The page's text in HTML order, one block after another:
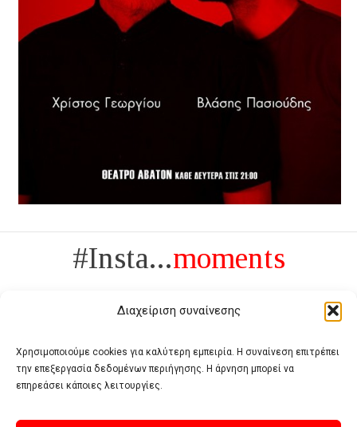
Διαχείριση συναίνεσης
Χρησιμοποιούμε cookies για καλύτερη εμπειρία. Η συναίνεση επιτρέπει
την επεξεργασία δεδομένων περιήγησης. Η άρνηση μπορεί να
επηρεάσει κάποιες λειτουργίες.
#Insta...moments
Πολυτέλεια δεν είναι το αντίθετο της ανέχειας, είναι το αντίθετο της